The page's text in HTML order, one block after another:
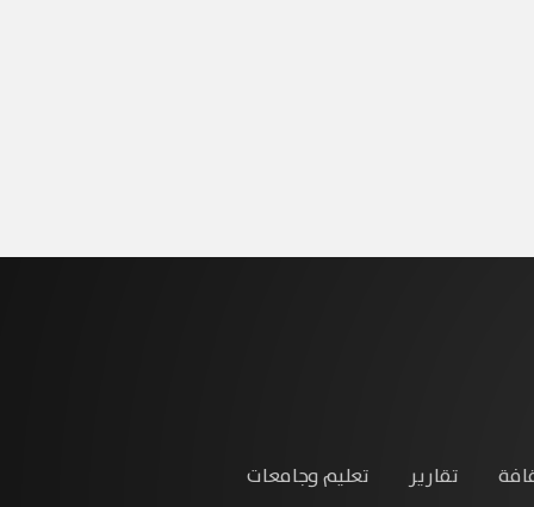
تقارير تعليم وجامعات